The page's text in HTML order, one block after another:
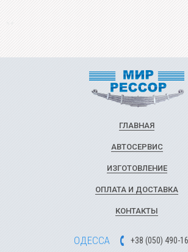
ГЛАВНАЯ
АВТОСЕРВИС
ИЗГОТОВЛЕНИЕ
ОПЛАТА И ДОСТАВКА
КОНТАКТЫ
ОДЕССА +38 (050) 490-1